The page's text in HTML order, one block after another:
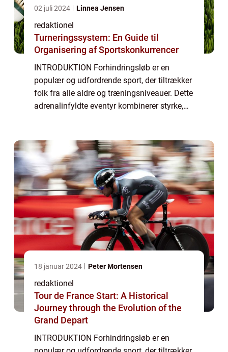
02 juli 2024 Linnea Jensen
redaktionel
Turneringssystem: En Guide til
Organisering af Sportskonkurrencer
INTRODUKTION Forhindringsløb er en
populær og udfordrende sport, der tiltrækker
folk fra alle aldre og træningsniveauer. Dette
adrenalinfyldte eventyr kombinerer styrke,
18 januar 2024 Peter Mortensen
redaktionel
Tour de France Start: A Historical
Journey through the Evolution of the
Grand Depart
INTRODUKTION Forhindringsløb er en